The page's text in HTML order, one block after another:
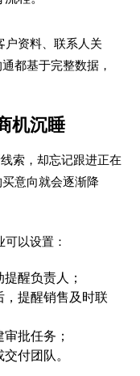
户资料、联系人关
都基于完整数据，
机沉睡
索，却忘记跟进正在
意向就会逐渐降
可以设置：
醒负责人；
提醒销售及时联
批任务；
付团队。